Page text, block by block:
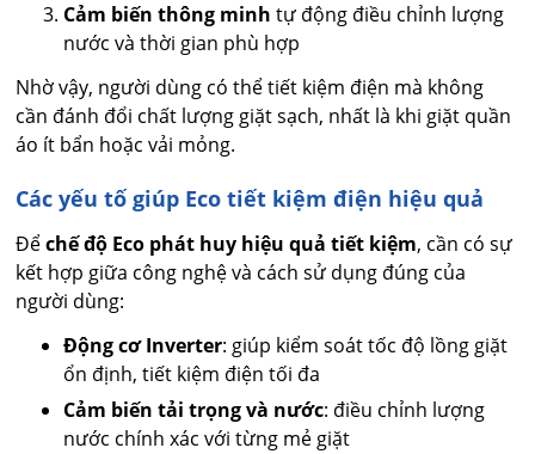
Cảm biến thông minh tự động điều chỉnh lượng
nước và thời gian phù hợp
Nhờ vậy, người dùng có thể tiết kiệm điện mà không
cần đánh đổi chất lượng giặt sạch, nhất là khi giặt quần
áo ít bẩn hoặc vải mỏng.
Các yếu tố giúp Eco tiết kiệm điện hiệu quả
Đểchế độ Eco phát huy hiệu quả tiết kiệm, cần có sự
kết hợp giữa công nghệ và cách sử dụng đúng của
người dùng:
Động cơ Inverter: giúp kiểm soát tốc độ lồng giặt
ổn định, tiết kiệm điện tối đa
Cảm biến tải trọng và nước: điều chỉnh lượng
nước chính xác với từng mẻ giặt